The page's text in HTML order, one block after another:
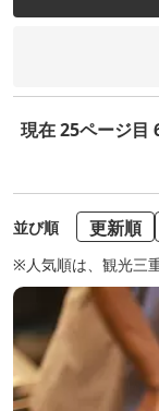
現在 25ページ目
並び順 更新順
※人気順は、観光三